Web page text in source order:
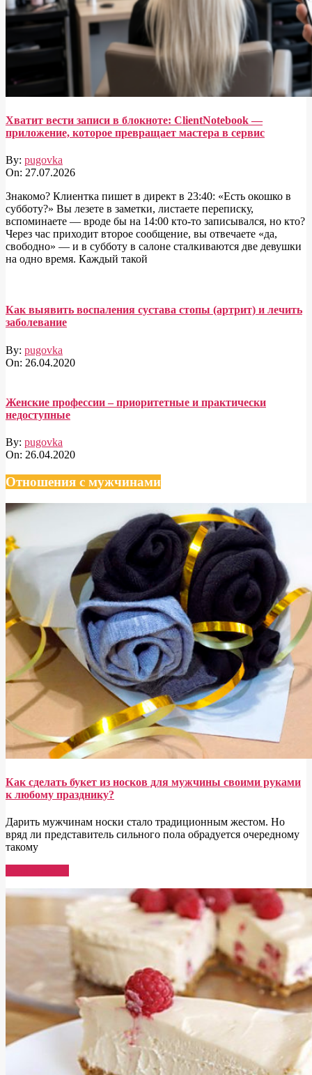
Хватит вести записи в блокноте: ClientNotebook —
приложение, которое превращает мастера в сервис
By: pugovka
On: 27.07.2026
Знакомо? Клиентка пишет в директ в 23:40: «Есть окошко в
субботу?» Вы лезете в заметки, листаете переписку,
вспоминаете — вроде бы на 14:00 кто-то записывался, но кто?
Через час приходит второе сообщение, вы отвечаете «да,
свободно» — и в субботу в салоне сталкиваются две девушки
на одно время. Каждый такой
Как выявить воспаления сустава стопы (артрит) и лечить
заболевание
By: pugovka
On: 26.04.2020
Женские профессии – приоритетные и практически
недоступные
By: pugovka
On: 26.04.2020
Отношения с мужчинами
Как сделать букет из носков для мужчины своими руками
к любому празднику?
Дарить мужчинам носки стало традиционным жестом. Но
вряд ли представитель сильного пола обрадуется очередному
такому